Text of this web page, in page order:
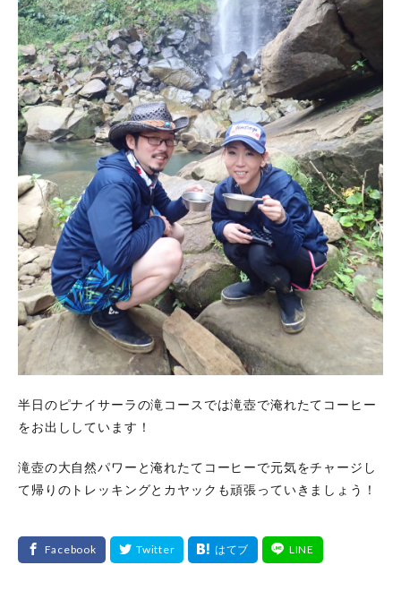
半日のピナイサーラの滝コースでは滝壺で淹れたてコーヒー
をお出ししています！
滝壺の大自然パワーと淹れたてコーヒーで元気をチャージし
て帰りのトレッキングとカヤックも頑張っていきましょう！